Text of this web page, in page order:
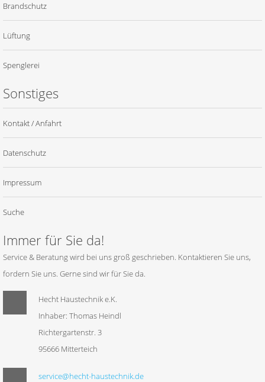
Brandschutz
Lüftung
Spenglerei
Sonstiges
Kontakt / Anfahrt
Datenschutz
Impressum
Suche
Immer für Sie da!
Service & Beratung wird bei uns groß geschrieben. Kontaktieren Sie uns,
fordern Sie uns. Gerne sind wir für Sie da.
Hecht Haustechnik e.K.
Inhaber: Thomas Heindl
Richtergartenstr. 3
95666 Mitterteich
service@hecht-haustechnik.de